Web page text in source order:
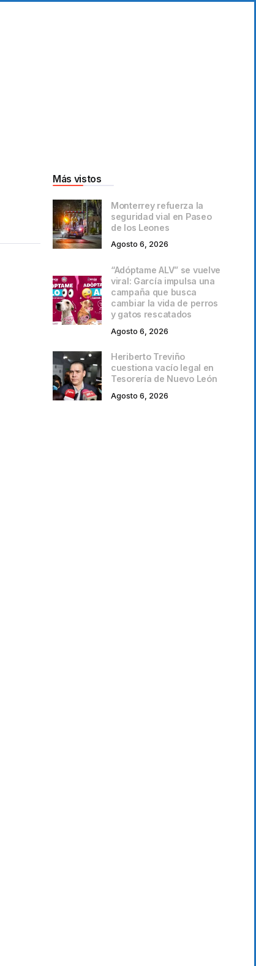
Más vistos
Monterrey refuerza la
seguridad vial en Paseo
de los Leones
Agosto 6, 2026
“Adóptame ALV” se vuelve
viral: García impulsa una
campaña que busca
cambiar la vida de perros
y gatos rescatados
Agosto 6, 2026
Heriberto Treviño
cuestiona vacío legal en
Tesorería de Nuevo León
Agosto 6, 2026